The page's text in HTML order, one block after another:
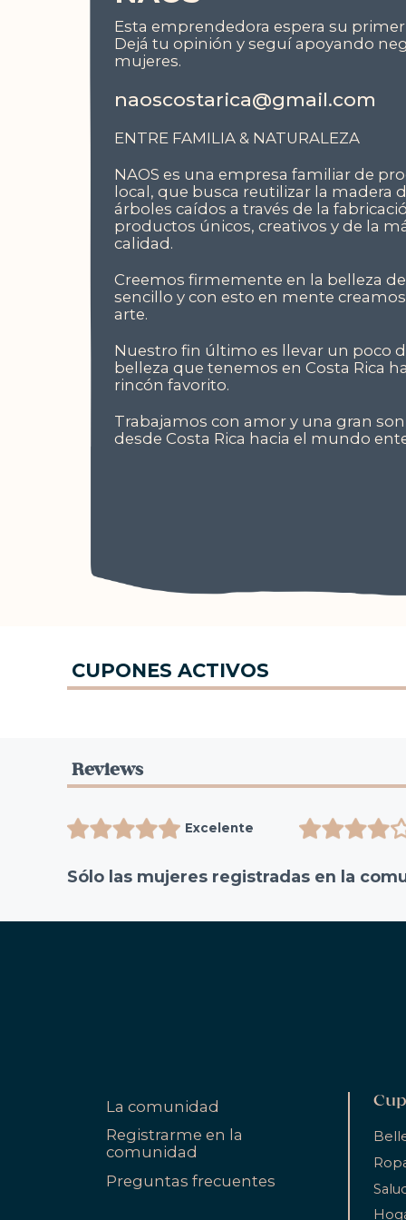
Esta emprendedora espera su primer
Dejá tu opinión y seguí apoyando
mujeres.
naoscostarica@gmail.com
ENTRE FAMILIA & NATURALEZA
NAOS es una empresa familiar de
local, que busca reutilizar la madera
árboles caídos a través de la
productos únicos, creativos y de la
calidad.
Creemos firmemente en la belleza
sencillo y con esto en mente
arte.
Nuestro fin último es llevar un poco
belleza que tenemos en Costa Rica
rincón favorito.
Trabajamos con amor y una gran
desde Costa Rica hacia el mundo
Reviews
Excelente
Sólo las mujeres registradas en la
CUPONES ACTIVOS
La comunidad
Registrarme en la
comunidad
Preguntas frecuentes